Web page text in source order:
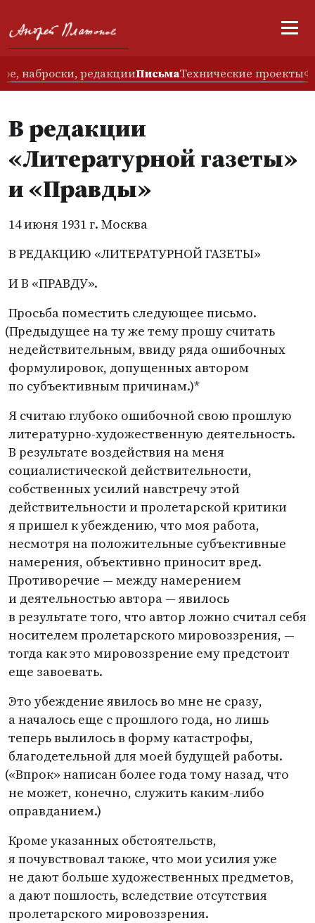
наброски, редакцииПисьмаТехнические проекты
В редакции
«Литературной газеты»
и «Правды»
14 июня 1931 г. Москва
В РЕДАКЦИЮ «ЛИТЕРАТУРНОЙ ГАЗЕТЫ»
И В «ПРАВДУ».
Просьба поместить следующее письмо.
(Предыдущее на ту же тему прошу считать
недействительным, ввиду ряда ошибочных
формулировок, допущенных автором
по субъективным причинам.)*
Я считаю глубоко ошибочной свою прошлую
литературно-художественную деятельность.
В результате воздействия на меня
социалистической действительности,
собственных усилий навстречу этой
действительности и пролетарской критики
я пришел к убеждению, что моя работа,
несмотря на положительные субъективные
намерения, объективно приносит вред.
Противоречие — между намерением
и деятельностью автора — явилось
в результате того, что автор ложно считал себя
носителем пролетарского мировоззрения, —
тогда как это мировоззрение ему предстоит
еще завоевать.
Это убеждение явилось во мне не сразу,
а началось еще с прошлого года, но лишь
теперь вылилось в форму катастрофы,
благодетельной для моей будущей работы.
(«Впрок» написан более года тому назад, что
не может, конечно, служить каким-либо
оправданием.)
Кроме указанных обстоятельств,
я почувствовал также, что мои усилия уже
не дают больше художественных предметов,
а дают пошлость, вследствие отсутствия
пролетарского мировоззрения.